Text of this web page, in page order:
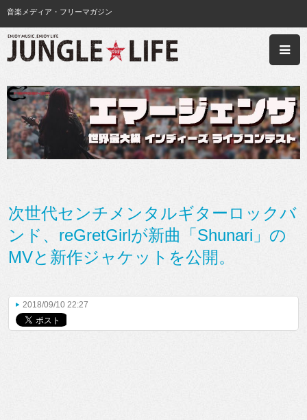
音楽メディア・フリーマガジン
次世代センチメンタルギターロックバ
ンド、reGretGirlが新曲「Shunari」の
MVと新作ジャケットを公開。
2018/09/10 22:27